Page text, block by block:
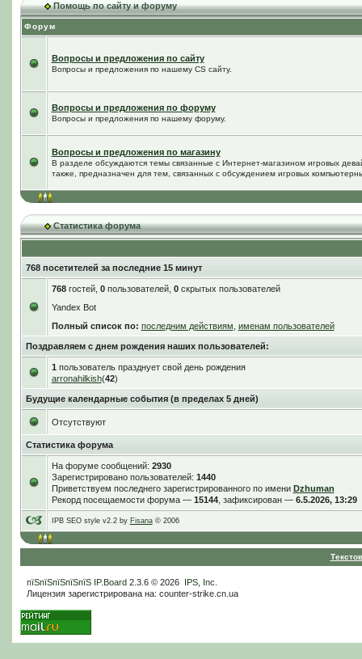
Помощь по сайту и форуму
Форум
Вопросы и предложения по сайту
Вопросы и предложения по нашему CS сайту.
Вопросы и предложения по форуму
Вопросы и предложения по нашему форуму.
Вопросы и предложения по магазину
В разделе обсуждаются темы связанные с Интернет-магазином игровых
также, предназначен для тем, связанных с обсуждением игровых
Статистика форума
768 посетителей за последние 15 минут
768гостей, 0пользователей, 0скрытых пользователей
Yandex Bot
Полный список по: последним действиям именам пользователей
Поздравляем с днем рождения наших пользователей:
1 пользователь празднует свой день рождения
arronahilkish(42)
Будущие календарные события (в пределах 5 дней)
Отсутствуют
Статистика форума
На форуме сообщений: 2930
Зарегистрировано пользователей: 1440
Приветствуем последнего зарегистрированного по имени Dzhuman
Рекорд посещаемости форума — 15144, зафиксирован — 6.5.2026, 13:29
IPB SEO style v2.2 by Fisana© 2006
пїЅпїЅпїЅпїЅпїЅ IP.Board2.3.6 © 2026 IPS, Inc
Лицензия зарегистрирована на: counter-strike.cn.ua